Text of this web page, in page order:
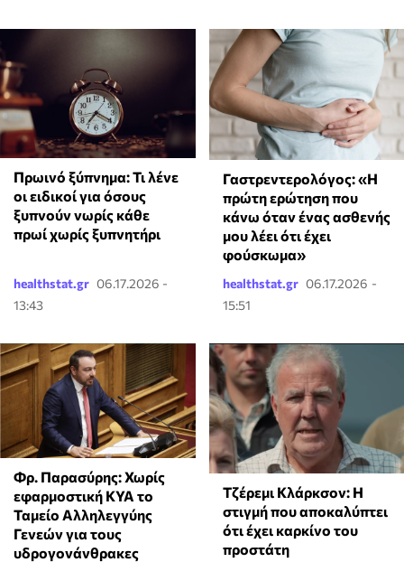
Πρωινό ξύπνημα: Τι λένε
οι ειδικοί για όσους
ξυπνούν νωρίς κάθε
πρωί χωρίς ξυπνητήρι
healthstat.gr 06.17.2026 -
13:43
Γαστρεντερολόγος: «Η
πρώτη ερώτηση που
κάνω όταν ένας ασθενής
μου λέει ότι έχει
φούσκωμα»
healthstat.gr 06.17.2026 -
15:51
Φρ. Παρασύρης: Χωρίς
εφαρμοστική ΚΥΑ το
Ταμείο Αλληλεγγύης
Γενεών για τους
υδρογονάνθρακες
Τζέρεμι Κλάρκσον: Η
στιγμή που αποκαλύπτει
ότι έχει καρκίνο του
προστάτη